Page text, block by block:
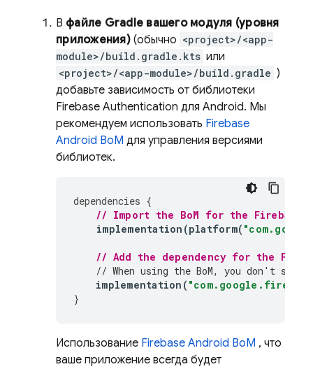
В файле Gradle вашего модуля (уровня
приложения)(обычно <project>/<app-
module>/build.gradle.kts или
<project>/<app-module>/build.gradle )
добавьте зависимость от библиотеки
Firebase Authentication для Android. Мы
рекомендуем использовать Firebase
Android BoM для управления версиями
библиотек.
dependencies {
// Import the BoM for the Firebase
implementation (platform(
// Add the dependency for the
// When using the BoM, you don't
implementation (
}
Использование Firebase Android BoM , что
ваше приложение всегда будет